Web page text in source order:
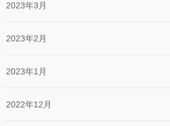
2023年3月
2023年2月
2023年1月
2022年12月